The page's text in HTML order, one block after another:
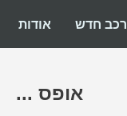
רכב חדש אודות
אופס ...